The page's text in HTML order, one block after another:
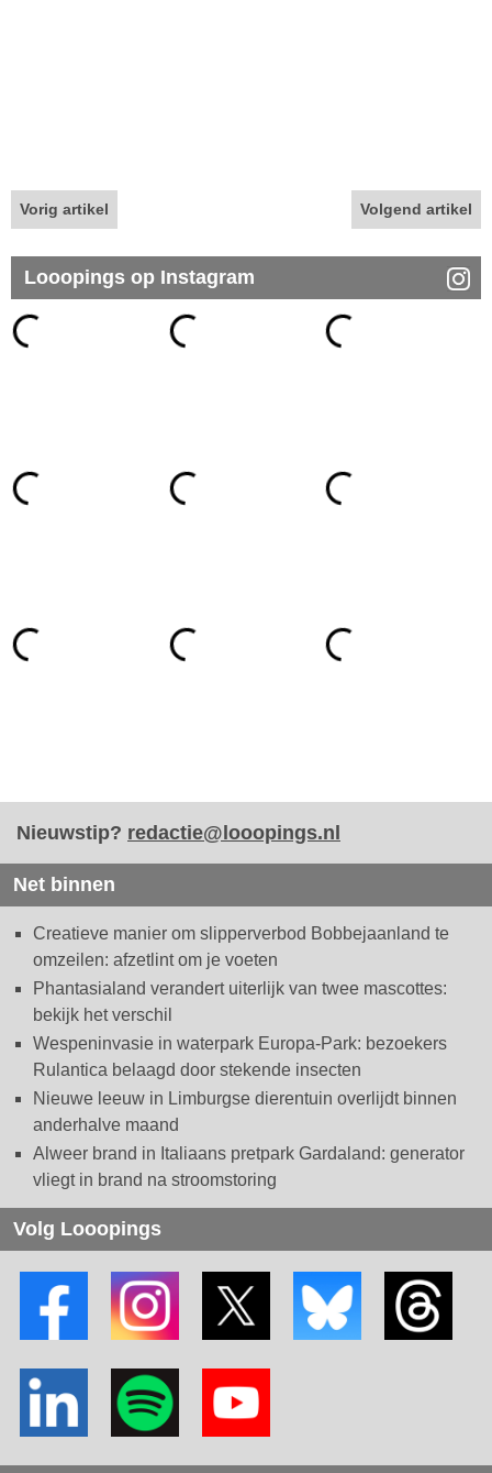
Vorig artikel Volgend artikel
Looopings op Instagram
Nieuwstip? redactie@looopings.nl
Net binnen
Creatieve manier om slipperverbod Bobbejaanland te
omzeilen: afzetlint om je voeten
Phantasialand verandert uiterlijk van twee mascottes:
bekijk het verschil
Wespeninvasie in waterpark Europa-Park: bezoekers
Rulantica belaagd door stekende insecten
Nieuwe leeuw in Limburgse dierentuin overlijdt binnen
anderhalve maand
Alweer brand in Italiaans pretpark Gardaland: generator
vliegt in brand na stroomstoring
Volg Looopings